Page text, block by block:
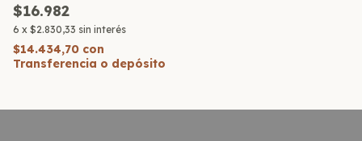
$16.982
6 x $2.830,33 sin interés
$14.434,70 con
Transferencia o depósito